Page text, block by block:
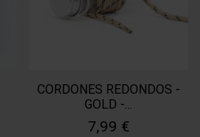
CORDONES REDONDOS -
GOLD -...
7,99 €